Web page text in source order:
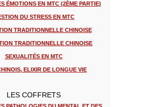
ÉMOTIONS EN MTC (2ÈME PARTIE)
DU STRESS EN MTC
TRADITIONNELLE CHINOISE
TRADITIONNELLE CHINOISE
SEXUALITÉS EN MTC
ELIXIR DE LONGUE VIE
LES COFFRETS